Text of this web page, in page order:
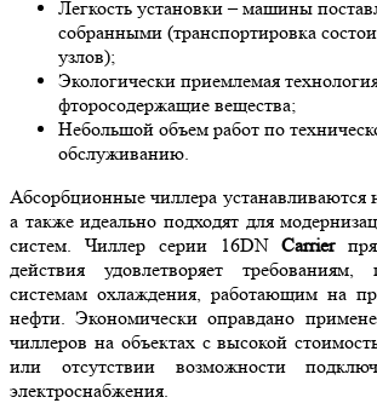
Легкость установки – машины
собранными (транспортировка
узлов);
Экологически приемлемая
фторосодержащие вещества;
Небольшой объем работ по
обслуживанию.
Абсорбционные чиллера устанавливаются
а также идеально подходят для
систем. Чиллер серии 16DNCarrier
действия удовлетворяет
системам охлаждения, работающим на
нефти. Экономически оправдано
чиллеров на объектах с высокой
или отсутствии возможности
электроснабжения.